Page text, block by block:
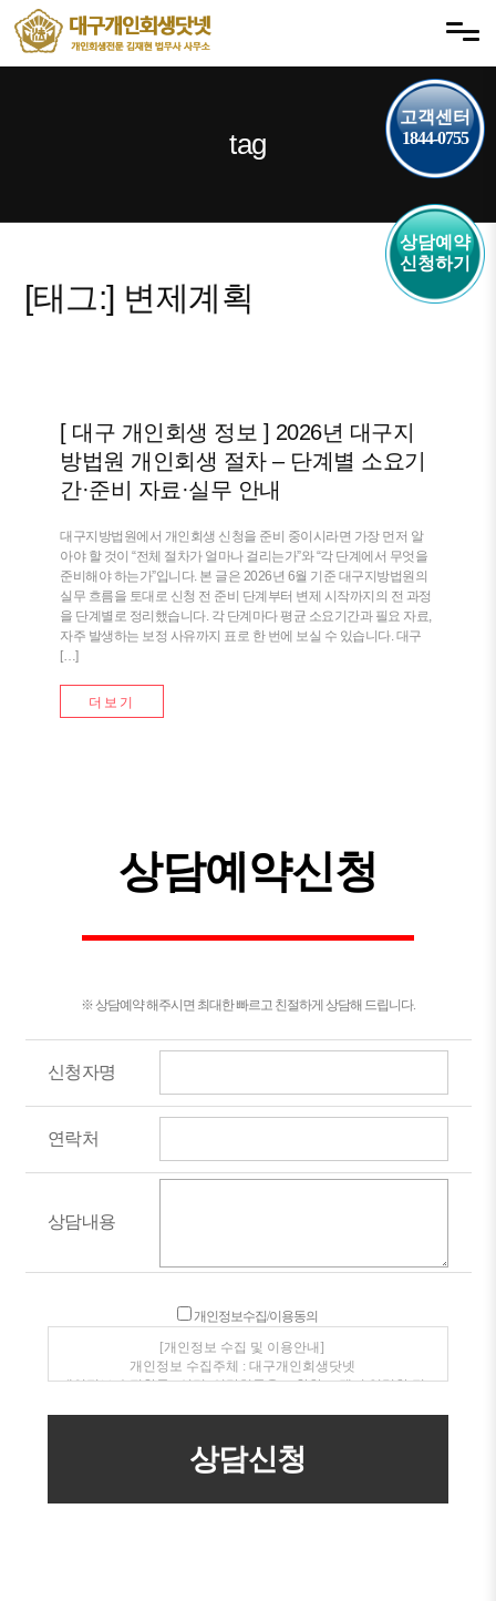
용
으
메뉴 건너뛰기
tag
고객센터
1844-0755
상담예약
신청하기
[태그:] 변제계획
[ 대구 개인회생 정보 ] 2026년 대구지
방법원 개인회생 절차 – 단계별 소요기
간·준비 자료·실무 안내
대구지방법원에서 개인회생 신청을 준비 중이시라면 가장 먼저 알
아야 할 것이 “전체 절차가 얼마나 걸리는가”와 “각 단계에서 무엇을
준비해야 하는가”입니다. 본 글은 2026년 6월 기준 대구지방법원의
실무 흐름을 토대로 신청 전 준비 단계부터 변제 시작까지의 전 과정
을 단계별로 정리했습니다. 각 단계마다 평균 소요기간과 필요 자료,
자주 발생하는 보정 사유까지 표로 한 번에 보실 수 있습니다. 대구
[…]
더보기
상담예약신청
※ 상담예약 해주시면 최대한 빠르고 친절하게 상담해 드립니다.
신청자명
연락처
상담내용
개인정보수집/이용동의
[개인정보 수집 및 이용안내]
개인정보 수집주체 : 대구개인회생닷넷
개인정보 수집항목 : 성명, 연락처등을 포함한 고객이 입력한 정
개인정보보유/이용기간 : 수집일로부터 1년(고객동의 철회시
지체없이 파기)